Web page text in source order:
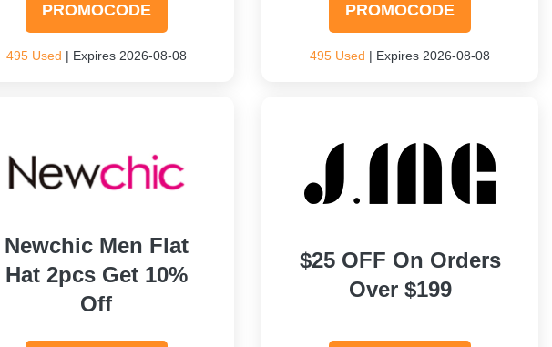
PROMOCODE
495 Used | Expires 2026-08-08
PROMOCODE
495 Used | Expires 2026-08-08
Newchic Men Flat
Hat 2pcs Get 10%
Off
$25 OFF On Orders
Over $199